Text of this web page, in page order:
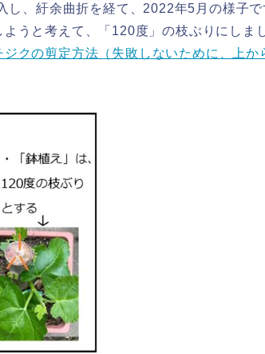
し、紆余曲折を経て、2022年5月の様子で
うと考えて、「120度」の枝ぶりにしま
クの剪定方法（失敗しないために、上か